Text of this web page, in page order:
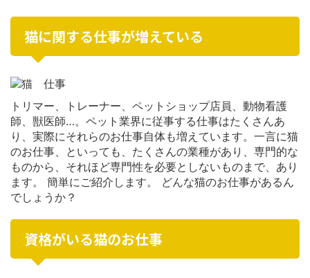
猫に関する仕事が増えている
トリマー、トレーナー、ペットショップ店員、動物看護
師、獣医師…。ペット業界に従事する仕事はたくさんあ
り、実際にそれらのお仕事自体も増えています。一言に猫
のお仕事、といっても、たくさんの業種があり、専門的な
ものから、それほど専門性を必要としないものまで、あり
ます。 簡単にご紹介します。 どんな猫のお仕事があるん
でしょうか？
資格がいる猫のお仕事